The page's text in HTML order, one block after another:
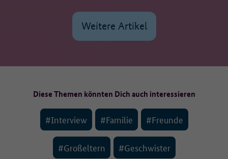
Weitere Artikel
Diese Themen könnten Dich auch interessieren
#Interview #Familie #Freunde
#Großeltern #Geschwister